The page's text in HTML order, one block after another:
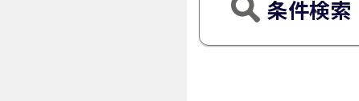
条件検索